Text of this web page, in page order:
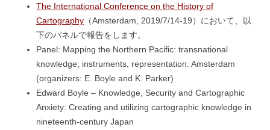
The International Conference on the History of
Cartography （Amsterdam, 2019/7/14-19）において、以
下のパネルで報告をします。
Panel: Mapping the Northern Pacific: transnational
knowledge, instruments, representation. Amsterdam
(organizers: E. Boyle and K. Parker)
Edward Boyle – Knowledge, Security and Cartographic
Anxiety: Creating and utilizing cartographic knowledge in
nineteenth-century Japan